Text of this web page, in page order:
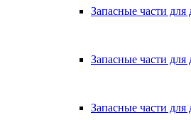
Запасные части для
Запасные части для
Запасные части для